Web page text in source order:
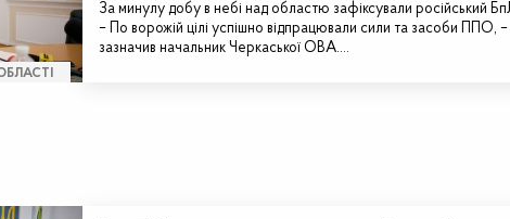
За минулу добу в небі над областю зафіксували російський
– По ворожій цілі успішно відпрацювали сили та засоби ППО, –
зазначив начальник Черкаської ОВА.…